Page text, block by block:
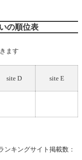
の順位表
ます
site D site E
ンキングサイト掲載数：